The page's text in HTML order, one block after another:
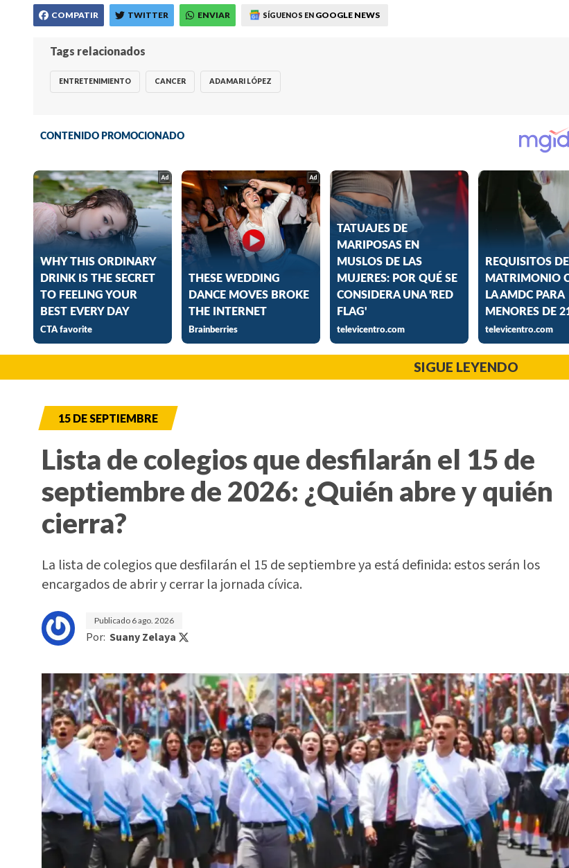
COMPATIR TWITTER ENVIAR SÍGUENOS EN GOOGLE NEWS
Tags relacionados
ENTRETENIMIENTO CANCER ADAMARI LÓPEZ
SIGUE LEYENDO
15 DE SEPTIEMBRE
Lista de colegios que desfilarán el 15 de
septiembre de 2026: ¿Quién abre y quién
cierra?
La lista de colegios que desfilarán el 15 de septiembre ya está definida: estos serán los
encargados de abrir y cerrar la jornada cívica.
Publicado 6 ago. 2026
Por: Suany Zelaya